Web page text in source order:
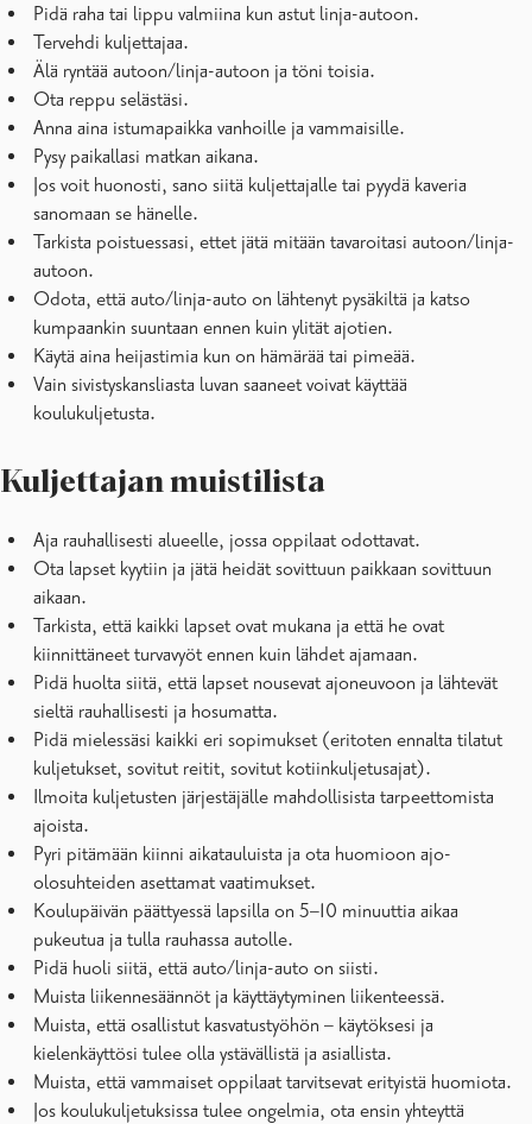
Pidä raha tai lippu valmiina kun astut linja-autoon.
Tervehdi kuljettajaa.
Älä ryntää autoon/linja-autoon ja töni toisia.
Ota reppu selästäsi.
Anna aina istumapaikka vanhoille ja vammaisille.
Pysy paikallasi matkan aikana.
Jos voit huonosti, sano siitä kuljettajalle tai pyydä kaveria
sanomaan se hänelle.
Tarkista poistuessasi, ettet jätä mitään tavaroitasi autoon/linja-
autoon.
Odota, että auto/linja-auto on lähtenyt pysäkiltä ja katso
kumpaankin suuntaan ennen kuin ylität ajotien.
Käytä aina heijastimia kun on hämärää tai pimeää.
Vain sivistyskansliasta luvan saaneet voivat käyttää
koulukuljetusta.
Kuljettajan muistilista
Aja rauhallisesti alueelle, jossa oppilaat odottavat.
Ota lapset kyytiin ja jätä heidät sovittuun paikkaan sovittuun
aikaan.
Tarkista, että kaikki lapset ovat mukana ja että he ovat
kiinnittäneet turvavyöt ennen kuin lähdet ajamaan.
Pidä huolta siitä, että lapset nousevat ajoneuvoon ja lähtevät
sieltä rauhallisesti ja hosumatta.
Pidä mielessäsi kaikki eri sopimukset (eritoten ennalta tilatut
kuljetukset, sovitut reitit, sovitut kotiinkuljetusajat).
Ilmoita kuljetusten järjestäjälle mahdollisista tarpeettomista
ajoista.
Pyri pitämään kiinni aikatauluista ja ota huomioon ajo-
olosuhteiden asettamat vaatimukset.
Koulupäivän päättyessä lapsilla on 5–10 minuuttia aikaa
pukeutua ja tulla rauhassa autolle.
Pidä huoli siitä, että auto/linja-auto on siisti.
Muista liikennesäännöt ja käyttäytyminen liikenteessä.
Muista, että osallistut kasvatustyöhön – käytöksesi ja
kielenkäyttösi tulee olla ystävällistä ja asiallista.
Muista, että vammaiset oppilaat tarvitsevat erityistä huomiota.
Jos koulukuljetuksissa tulee ongelmia, ota ensin yhteyttä